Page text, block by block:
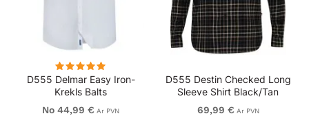
D555 Delmar Easy Iron-
Krekls Balts
No 44,99 € Ar PVN
D555 Destin Checked Long
Sleeve Shirt Black/Tan
Check
69,99 € Ar PVN